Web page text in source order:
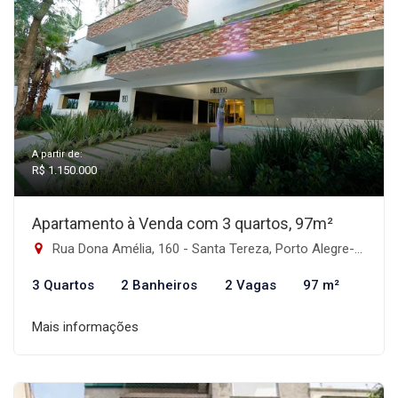
A partir de:
R$ 1.150.000
Apartamento à Venda com 3 quartos, 97m²
Rua Dona Amélia, 160 - Santa Tereza, Porto Alegre-RS
3 Quartos 2 Banheiros 2 Vagas 97 m²
Mais informações